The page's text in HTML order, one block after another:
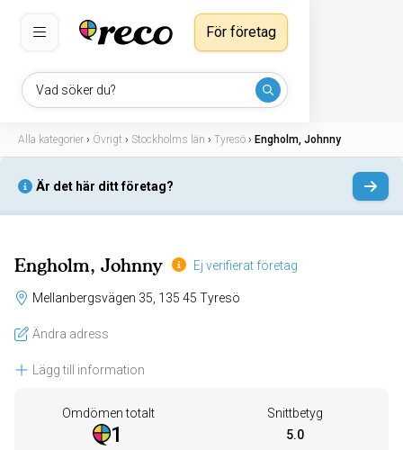
Vad söker du?
För företag
Alla kategorier › Övrigt › Stockholms län › Tyresö › Engholm, Johnny
Är det här ditt företag?
Engholm, Johnny Ej verifierat företag
Mellanbergsvägen 35, 135 45 Tyresö
Ändra adress
Lägg till information
Omdömen totalt
1
Snittbetyg
5.0